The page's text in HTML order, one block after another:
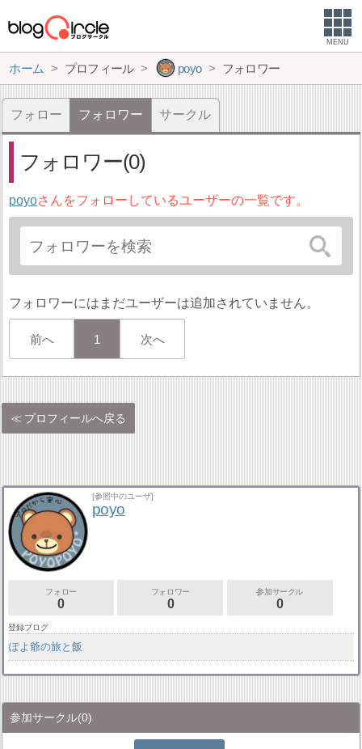
MENU
ホーム プロフィール poyo フォロワー
フォロー フォロワー サークル
フォロワー(0)
poyoさんをフォローしているユーザーの一覧です。
フォロワーにはまだユーザーは追加されていません。
前へ 1 次へ
プロフィールへ戻る
[参照中のユーザ]
poyo
フォロー
0
フォロワー
0
参加サークル
0
登録ブログ
ぽよ爺の旅と飯
参加サークル(0)